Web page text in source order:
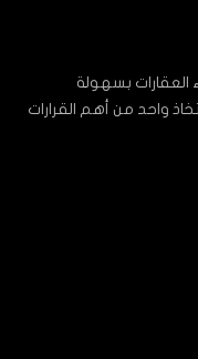
بسهولة
واحد من أهم القرارات